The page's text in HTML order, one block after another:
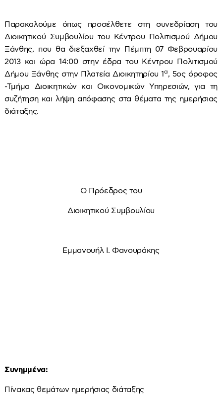
Παρακαλούμε όπως προσέλθετε στη συνεδρίαση του
Διοικητικού Συμβουλίου του Κέντρου Πολιτισμού Δήμου
Ξάνθης, που θα διεξαχθεί την Πέμπτη 07 Φεβρουαρίου
2013 και ώρα 14:00 στην έδρα του Κέντρου Πολιτισμού
Δήμου Ξάνθης στην Πλατεία Διοικητηρίου 1α, 5ος όροφος
-Τμήμα Διοικητικών και Οικονομικών Υπηρεσιών, για τη
συζήτηση και λήψη απόφασης στα θέματα της ημερήσιας
διάταξης.
Ο Πρόεδρος του
Διοικητικού Συμβουλίου
Εμμανουήλ Ι. Φανουράκης
Συνημμένα:
Πίνακας θεμάτων ημερήσιας διάταξης